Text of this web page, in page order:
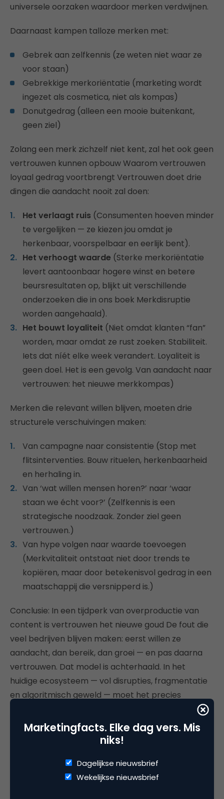
universele oorzaken waardoor merken verdwijnen.
Daarnaast kampen talloze merken met:
Gebrek aan zelfkennis (ze weten niet waar ze
voor staan)
Gebrekkige merkoriëntatie (marketing wordt
ingezet als cosmetica, niet als kompas)
Donutgedrag (alleen een mooie buitenkant,
geen ziel)
Zolang een merk zichzelf niet kent, zal het ook geen
vertrouwen kunnen opbouw Waarom vertrouwen
loyaal gedrag voortbrengt Vertrouwen doet drie
dingen die aandacht nooit zal doen:
Het verlaagt ruis (Consumenten hoeven minder
te vergelijken — ze kiezen jou omdat je
herkenbaar, voorspelbaar en eerlijk bent).
Het verhoogt waarde (Sterke merkoriëntatie
levert aantoonbaar hogere winst en betere
beursresultaten op, blijkt uit verschillende
onderzoeken die in ons boek Merkdisruptie
worden aangehaald).
Het bouwt loyaliteit (Niet omdat klanten “fan”
worden, maar omdat ze rust zoeken. Stabiliteit.
Iets dat níét elke week verandert. Loyaliteit is
geen doel. Het is een gevolg. Van aandacht naar
vertrouwen: het nieuwe merkkompas)
Merken die relevant willen blijven, moeten drie
structurele verschuivingen maken:
Van campagne naar consistentie (Stop met
flitsinterventies. Bouw rituelen, herkenbaarheid
en herhaling in.
Van ‘wat willen mensen horen?’ naar ‘waar
staan we écht voor?’ (Zelfkennis is een
strategische noodzaak. Zonder ziel geen
vertrouwen.)
Van hype volgen naar waarde toevoegen
(Merkvitaliteit ontstaat niet door trends te
kopiëren, maar door betekenisvol gedrag in een
maatschappij die versnipperd is.)
Conclusie: In een tijdperk van overproductie van
content is vertrouwen het nieuwe goud De fout die
veel bedrijven blijven maken: eerst willen ze
aandacht, dan bereik, dan groei — en pas daarna
vertrouwen. Dat model is achterhaald. In het
huidige ecosysteem — vol disrupties, fragmentatie
en algoritmisch geweld — moet het precies
Vertrouwen
Aandacht (als gevolg, niet als doel)
Wie vertrouwen bouwt, hoeft aandacht niet na te
Marketingfacts. Elke dag vers. Mis
niks!
Dagelijkse nieuwsbrief
Wekelijkse nieuwsbrief